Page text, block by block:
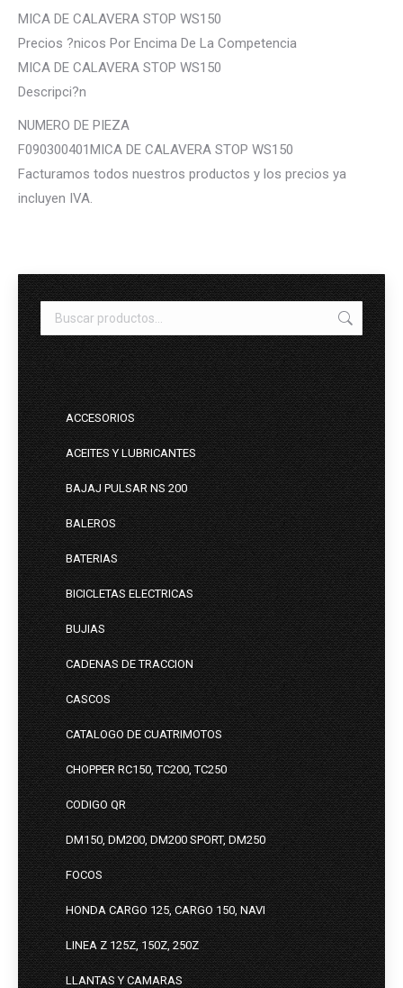
MICA DE CALAVERA STOP WS150
Precios ?nicos Por Encima De La Competencia
MICA DE CALAVERA STOP WS150
Descripci?n
NUMERO DE PIEZA
F090300401MICA DE CALAVERA STOP WS150
Facturamos todos nuestros productos y los precios ya
incluyen IVA.
ACCESORIOS
ACEITES Y LUBRICANTES
BAJAJ PULSAR NS 200
BALEROS
BATERIAS
BICICLETAS ELECTRICAS
BUJIAS
CADENAS DE TRACCION
CASCOS
CATALOGO DE CUATRIMOTOS
CHOPPER RC150, TC200, TC250
CODIGO QR
DM150, DM200, DM200 SPORT, DM250
FOCOS
HONDA CARGO 125, CARGO 150, NAVI
LINEA Z 125Z, 150Z, 250Z
LLANTAS Y CAMARAS